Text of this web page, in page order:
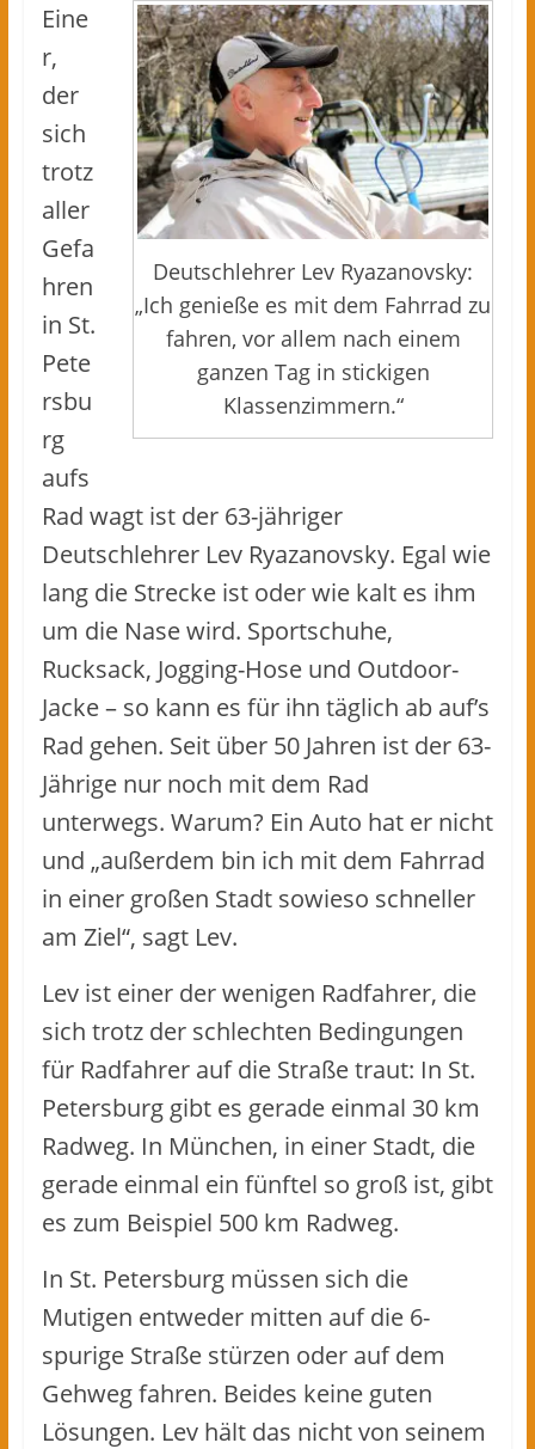
Deutschlehrer Lev Ryazanovsky:
„Ich genieße es mit dem Fahrrad zu
fahren, vor allem nach einem
ganzen Tag in stickigen
Klassenzimmern.“
Eine
r,
der
sich
trotz
aller
Gefa
hren
in St.
Pete
rsbu
rg
aufs
Rad wagt ist der 63-jähriger
Deutschlehrer Lev Ryazanovsky. Egal wie
lang die Strecke ist oder wie kalt es ihm
um die Nase wird. Sportschuhe,
Rucksack, Jogging-Hose und Outdoor-
Jacke – so kann es für ihn täglich ab auf’s
Rad gehen. Seit über 50 Jahren ist der 63-
Jährige nur noch mit dem Rad
unterwegs. Warum? Ein Auto hat er nicht
und „außerdem bin ich mit dem Fahrrad
in einer großen Stadt sowieso schneller
am Ziel“, sagt Lev.
Lev ist einer der wenigen Radfahrer, die
sich trotz der schlechten Bedingungen
für Radfahrer auf die Straße traut: In St.
Petersburg gibt es gerade einmal 30 km
Radweg. In München, in einer Stadt, die
gerade einmal ein fünftel so groß ist, gibt
es zum Beispiel 500 km Radweg.
In St. Petersburg müssen sich die
Mutigen entweder mitten auf die 6-
spurige Straße stürzen oder auf dem
Gehweg fahren. Beides keine guten
Lösungen. Lev hält das nicht von seinem